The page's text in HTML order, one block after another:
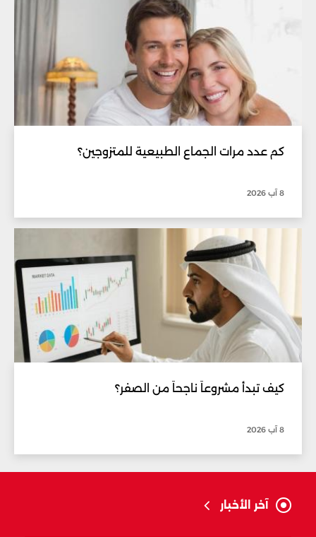
كم عدد مرات الجماع الطبيعية للمتزوجين؟
8 آب 2026
كيف تبدأ مشروعاً ناجحاً من الصفر؟
8 آب 2026
آخر الأخبار